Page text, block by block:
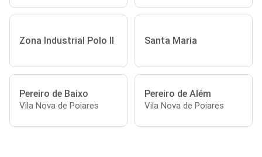
Zona Industrial Polo II Santa Maria
Pereiro de Baixo
Vila Nova de Poiares
Pereiro de Além
Vila Nova de Poiares